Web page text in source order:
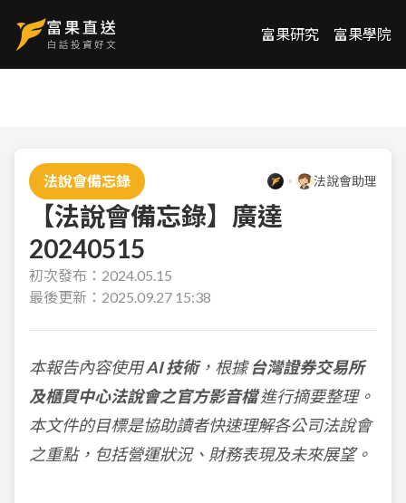
富果研究 富果學院
法說會備忘錄 法說會助理
【法說會備忘錄】廣達
20240515
初次發布： 2024.05.15
最後更新： 2025.09.27 15:38
本報告內容使用AI 技術，根據台灣證券交易所
及櫃買中心法說會之官方影音檔進行摘要整理。
本文件的目標是協助讀者快速理解各公司法說會
之重點，包括營運狀況、財務表現及未來展望。